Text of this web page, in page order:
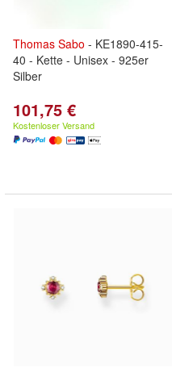
Thomas Sabo - KE1890-415-
40 - Kette - Unisex - 925er
Silber
101,75 €
Kostenloser Versand